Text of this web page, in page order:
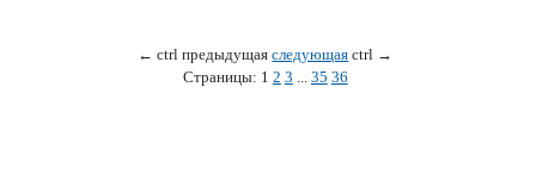
← ctrl предыдущая следующая ctrl →
Страницы: 1 2 3 ... 35 36